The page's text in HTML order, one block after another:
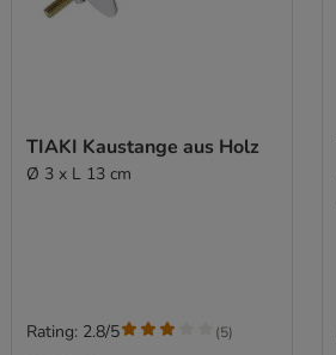
TIAKI Kaustange aus Holz
Ø 3 x L 13 cm
Rating: 2.8/5 (5)